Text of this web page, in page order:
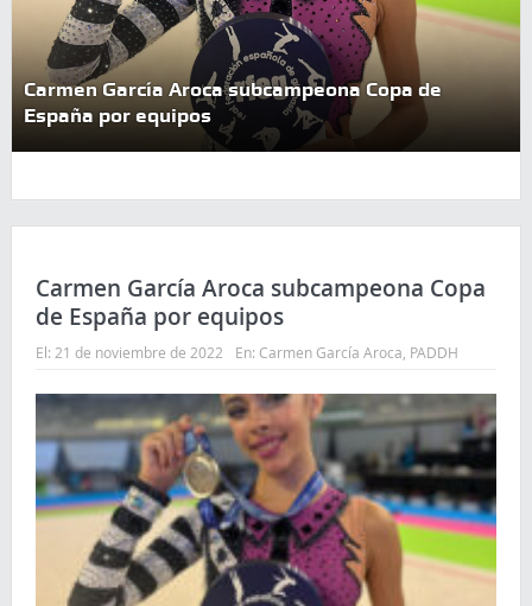
Carmen García Aroca subcampeona Copa de
España por equipos
Carmen García Aroca subcampeona Copa
de España por equipos
El: 21 de noviembre de 2022 En: Carmen García Aroca PADDH